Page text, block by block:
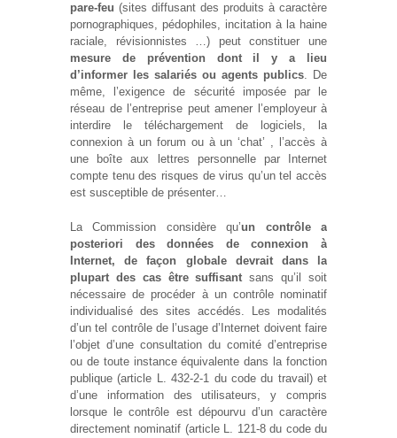
pare-feu (sites diffusant des produits à caractère
pornographiques, pédophiles, incitation à la haine
raciale, révisionnistes …) peut constituer une
mesure de prévention
dont il y a lieu
d’informer les salariés ou agents publics. De
même, l’exigence de sécurité imposée par le
réseau de l’entreprise peut amener l’employeur à
interdire le téléchargement de logiciels, la
connexion à un forum ou à un ‘chat’ , l’accès à
une boîte aux lettres personnelle par Internet
compte tenu des risques de virus qu’un tel accès
est susceptible de présenter…
La Commission considère qu’un contrôle a
posteriori des données de connexion à
Internet, de façon globale devrait dans la
plupart des cas être suffisantsans qu’il soit
nécessaire de procéder à un contrôle nominatif
individualisé des sites accédés. Les modalités
d’un tel contrôle de l’usage d’Internet doivent faire
l’objet d’une consultation du comité d’entreprise
ou de toute instance équivalente dans la fonction
publique (article L. 432-2-1 du code du travail) et
d’une information des utilisateurs, y compris
lorsque le contrôle est dépourvu d’un caractère
directement nominatif (article L. 121-8 du code du